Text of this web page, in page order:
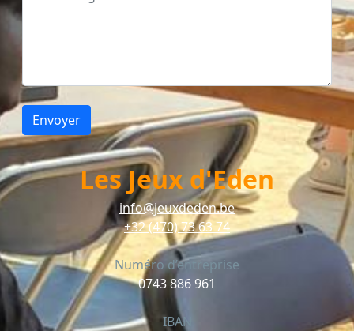
Envoyer
Les Jeux d'Eden
info@jeuxdeden.be
+32 (470) 73 63 74
Numéro d’entreprise
0743 886 961
IBAN